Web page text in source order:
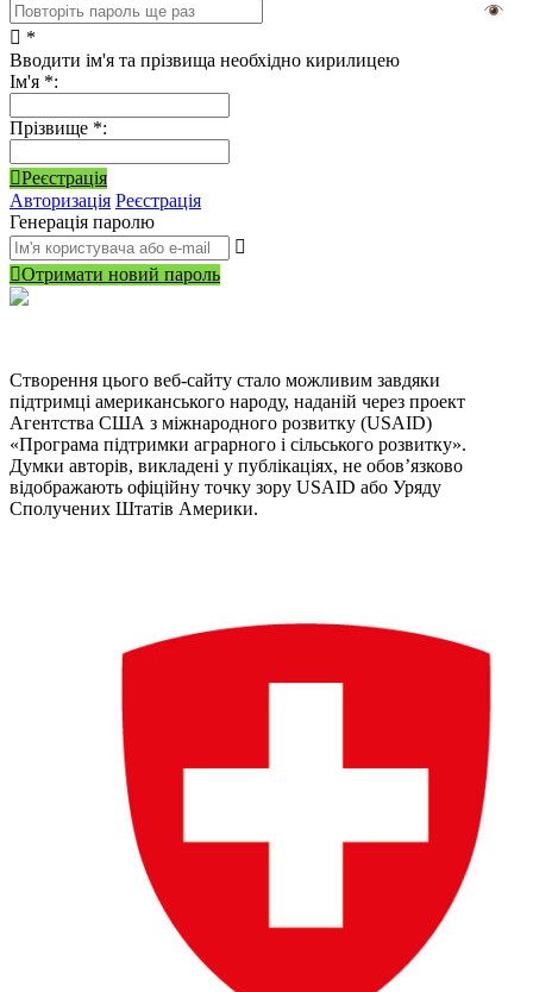
*
Вводити ім'я та прізвища необхідно кирилицею
Ім'я *:
Прізвище *:
Реєстрація
Авторизація Реєстрація
Генерація паролю
Отримати новий пароль
Створення цього веб-сайту стало можливим завдяки
підтримці американського народу, наданій через проект
Агентства США з міжнародного розвитку (USAID)
«Програма підтримки аграрного і сільського розвитку».
Думки авторів, викладені у публікаціях, не обов’язково
відображають офіційну точку зору USAID або Уряду
Сполучених Штатів Америки.